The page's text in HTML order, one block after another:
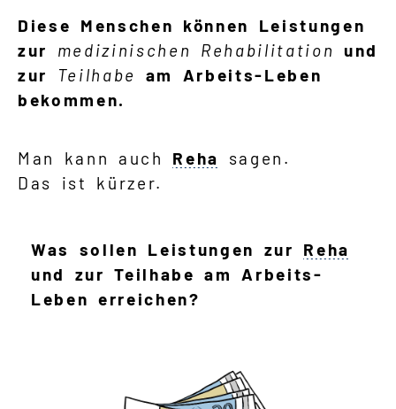
Diese Menschen können Leistungen
zur medizinischen Rehabilitation
und
zur
Teilhabe
am Arbeits-Leben
bekommen.
Man kann auch Reha
sagen.
Das ist kürzer.
Was sollen Leistungen zur Reha
und zur Teilhabe am Arbeits-
Leben erreichen?